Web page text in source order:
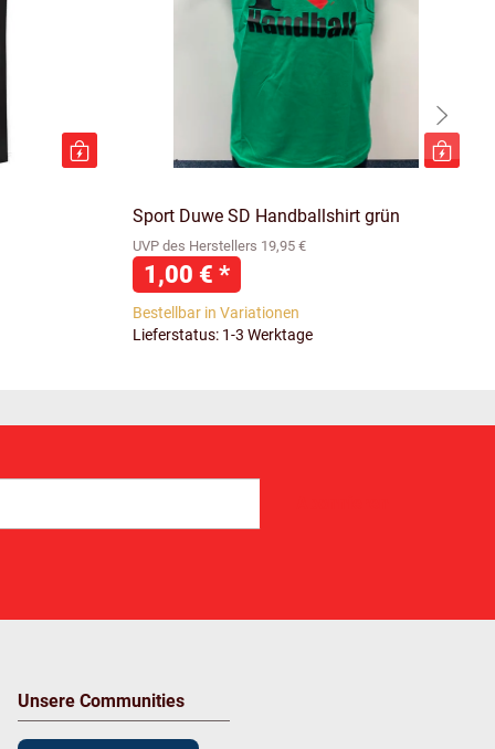
Sport Duwe SD Handballshirt grün
UVP des Herstellers 19,95 €
1,00 € *
Bestellbar in Variationen
Lieferstatus: 1-3 Werktage
Unsere Communities